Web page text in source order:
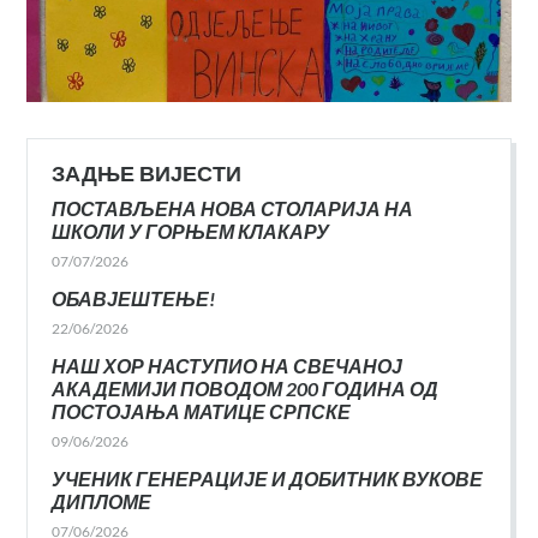
ЗАДЊЕ ВИЈЕСТИ
ПОСТАВЉЕНА НОВА СТОЛАРИЈА НА
ШКОЛИ У ГОРЊЕМ КЛАКАРУ
07/07/2026
ОБАВЈЕШТЕЊЕ!
22/06/2026
НАШ ХОР НАСТУПИО НА СВЕЧАНОЈ
АКАДЕМИЈИ ПОВОДОМ 200 ГОДИНА ОД
ПОСТОЈАЊА МАТИЦЕ СРПСКЕ
09/06/2026
УЧЕНИК ГЕНЕРАЦИЈЕ И ДОБИТНИК ВУКОВЕ
ДИПЛОМЕ
07/06/2026